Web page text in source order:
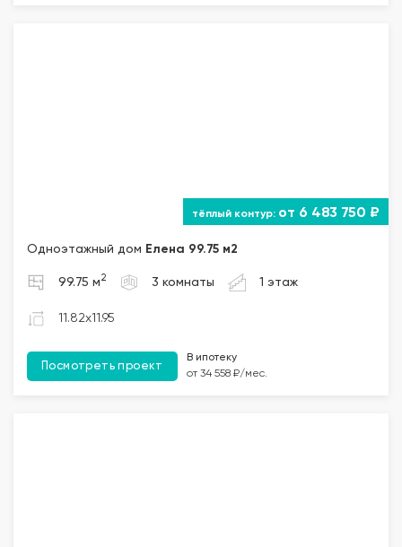
от 6 483 750 ₽
Одноэтажный дом Елена 99.75 м2
99.75 м 2 3 комнаты 1 этаж
11.82x11.95
Посмотреть проект
В ипотеку
от 34 558 ₽/мес.